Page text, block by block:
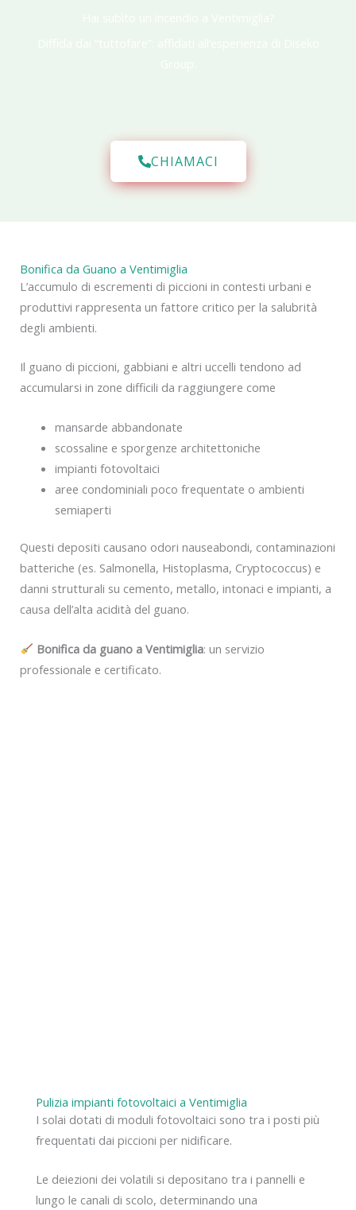
CHIAMACI
Bonifica da Guano a Ventimiglia
L’accumulo di escrementi di piccioni in contesti urbani e
produttivi rappresenta un fattore critico per la salubrità
degli ambienti.
Il guano di piccioni, gabbiani e altri uccelli tendono ad
accumularsi in zone difficili da raggiungere come
mansarde abbandonate
scossaline e sporgenze architettoniche
impianti fotovoltaici
aree condominiali poco frequentate o ambienti
semiaperti
Questi depositi causano odori nauseabondi, contaminazioni
batteriche (es. Salmonella, Histoplasma, Cryptococcus) e
danni strutturali su cemento, metallo, intonaci e impianti, a
causa dell’alta acidità del guano.
Bonifica da guano a Ventimiglia: un servizio
professionale e certificato.
Pulizia impianti fotovoltaici a Ventimiglia
I solai dotati di moduli fotovoltaici sono tra i posti più
frequentati dai piccioni per nidificare.
Le deiezioni dei volatili si depositano tra i pannelli e
lungo le canali di scolo, determinando una